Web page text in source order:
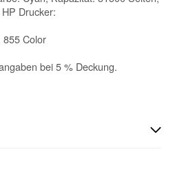
Drucker:
855 Color
bei 5 % Deckung.